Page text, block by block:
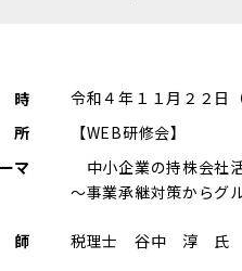
時
令和４年１１月２２日
所
【WEB研修会】
マ
中小企業の持株会社
～事業承継対策からグ
師 税理士 谷中 淳 氏